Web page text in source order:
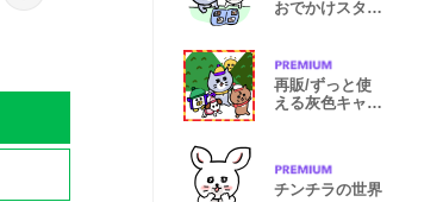
おでかけスタン
再販/ずっと使
える灰色キャッ
チンチラの世界